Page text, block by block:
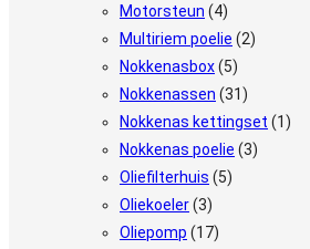
Motorsteun (4)
Multiriem poelie (2)
Nokkenasbox(5)
Nokkenassen (31)
Nokkenas kettingset (1)
Nokkenas poelie (3)
Oliefilterhuis (5)
Oliekoeler(3)
Oliepomp (17)